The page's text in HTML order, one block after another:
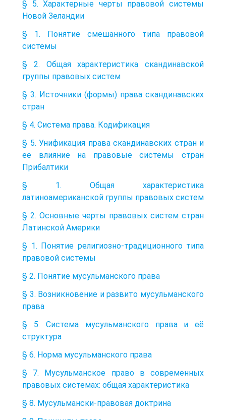
§ 5. Характерные черты правовой системы
Новой Зеландии
§ 1. Понятие смешанного типа правовой
системы
§ 2. Общая характеристика скандинавской
группы правовых систем
§ 3. Источники (формы) права скандинавских
стран
§ 4. Система права. Кодификация
§ 5. Унификация права скандинавских стран и
её влияние на правовые системы стран
Прибалтики
§ 1. Общая характеристика
латиноамериканской группы правовых систем
§ 2. Основные черты правовых систем стран
Латинской Америки
§ 1. Понятие религиозно-традиционного типа
правовой системы
§ 2. Понятие мусульманского права
§ 3. Возникновение и развито мусульманского
права
§ 5. Система мусульманского права и её
структура
§ 6. Норма мусульманского права
§ 7. Мусульманское право в современных
правовых системах: общая характеристика
§ 8. Мусульмански-правовая доктрина